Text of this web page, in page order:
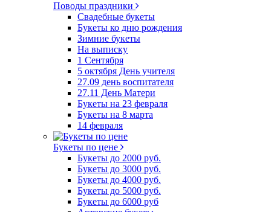
Поводы праздники
Свадебные букеты
Букеты ко дню рождения
Зимние букеты
На выписку
1 Сентября
5 октября День учителя
27.09 день воспитателя
27.11 День Матери
Букеты на 23 февраля
Букеты на 8 марта
14 февраля
Букеты по цене
Букеты до 2000 руб.
Букеты до 3000 руб.
Букеты до 4000 руб.
Букеты до 5000 руб.
Букеты до 6000 руб